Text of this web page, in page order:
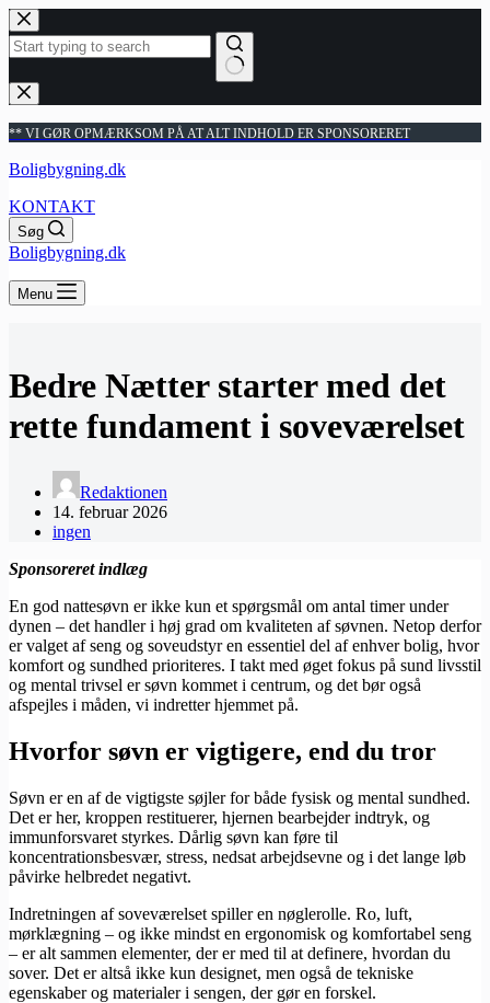
Fortsæt
til
indhold
Ingen
resultater
** VI GØR OPMÆRKSOM PÅ AT ALT INDHOLD ER SPONSORERET
Boligbygning.dk
KONTAKT
Søg
Boligbygning.dk
Menu
Bedre Nætter starter med det
rette fundament i soveværelset
Redaktionen
14. februar 2026
ingen
Sponsoreret indlæg
En god nattesøvn er ikke kun et spørgsmål om antal timer under
dynen – det handler i høj grad om kvaliteten af søvnen. Netop derfor
er valget af seng og soveudstyr en essentiel del af enhver bolig, hvor
komfort og sundhed prioriteres. I takt med øget fokus på sund livsstil
og mental trivsel er søvn kommet i centrum, og det bør også
afspejles i måden, vi indretter hjemmet på.
Hvorfor søvn er vigtigere, end du tror
Søvn er en af de vigtigste søjler for både fysisk og mental sundhed.
Det er her, kroppen restituerer, hjernen bearbejder indtryk, og
immunforsvaret styrkes. Dårlig søvn kan føre til
koncentrationsbesvær, stress, nedsat arbejdsevne og i det lange løb
påvirke helbredet negativt.
Indretningen af soveværelset spiller en nøglerolle. Ro, luft,
mørklægning – og ikke mindst en ergonomisk og komfortabel seng
– er alt sammen elementer, der er med til at definere, hvordan du
sover. Det er altså ikke kun designet, men også de tekniske
egenskaber og materialer i sengen, der gør en forskel.